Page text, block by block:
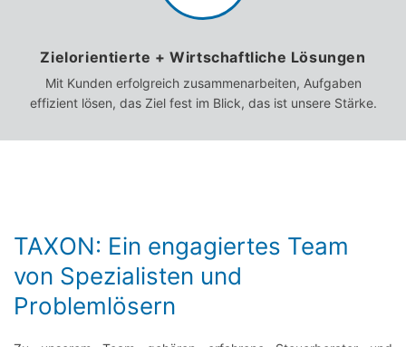
Zielorientierte + Wirtschaftliche Lösungen
Mit Kunden erfolgreich zusammenarbeiten, Aufgaben
effizient lösen, das Ziel fest im Blick, das ist unsere Stärke.
TAXON: Ein engagiertes Team
von Spezialisten und
Problemlösern